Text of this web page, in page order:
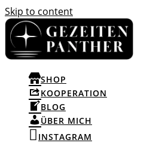
Skip to content
SHOP
KOOPERATION
BLOG
ÜBER MICH
INSTAGRAM